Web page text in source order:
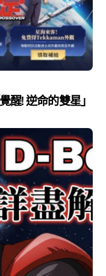
醒! 逆命的雙星」